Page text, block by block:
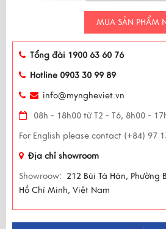
MUA SẢN PHẨM
Tổng đài 1900 63 60 76
Hotline 0903 30 99 89
info@myngheviet.vn
08h - 18h00 từ T2 - T6, 8h00 -
For English please contact (+84) 97
Địa chỉ showroom
Showroow: 212 Bùi Tá Hán, Phường
Hồ Chí Minh, Việt Nam